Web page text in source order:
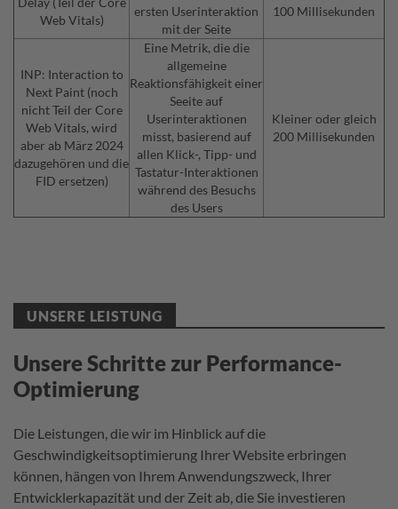
Web Vitals)
ersten Userinteraktion
mit der Seite
100 Millisekunden
INP: Interaction to
Next Paint (noch
nicht Teil der Core
Web Vitals, wird
aber ab März 2024
dazugehören und die
FID ersetzen)
Eine Metrik, die die
allgemeine
Reaktionsfähigkeit einer
Seeite auf
Userinteraktionen
misst, basierend auf
allen Klick-, Tipp- und
Tastatur-Interaktionen
während des Besuchs
des Users
Kleiner oder gleich
200 Millisekunden
UNSERE LEISTUNG
Unsere Schritte zur Performance-
Optimierung
Die Leistungen, die wir im Hinblick auf die
Geschwindigkeitsoptimierung Ihrer Website erbringen
können, hängen von Ihrem Anwendungszweck, Ihrer
Entwicklerkapazität und der Zeit ab, die Sie investieren